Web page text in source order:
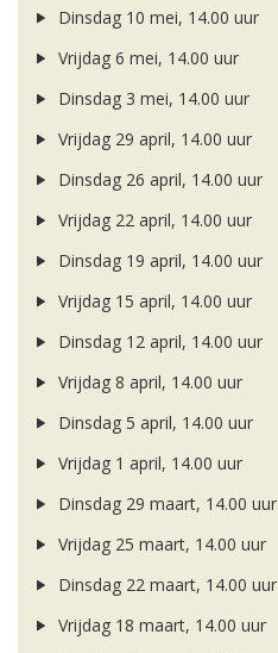
Dinsdag 10 mei, 14.00 uur
Vrijdag 6 mei, 14.00 uur
Dinsdag 3 mei, 14.00 uur
Vrijdag 29 april, 14.00 uur
Dinsdag 26 april, 14.00 uur
Vrijdag 22 april, 14.00 uur
Dinsdag 19 april, 14.00 uur
Vrijdag 15 april, 14.00 uur
Dinsdag 12 april, 14.00 uur
Vrijdag 8 april, 14.00 uur
Dinsdag 5 april, 14.00 uur
Vrijdag 1 april, 14.00 uur
Dinsdag 29 maart, 14.00 uur
Vrijdag 25 maart, 14.00 uur
Dinsdag 22 maart, 14.00 uur
Vrijdag 18 maart, 14.00 uur